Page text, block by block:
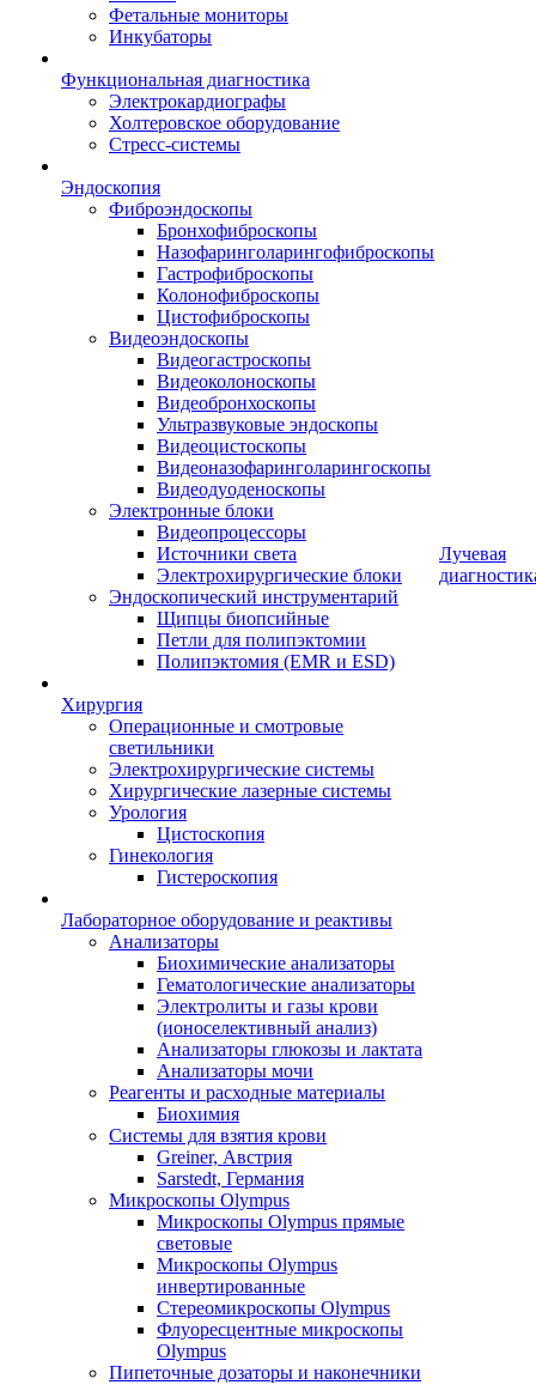
Фетальные мониторы
Инкубаторы
Функциональная диагностика
Электрокардиографы
Холтеровское оборудование
Стресс-системы
Эндоскопия
Фиброэндоскопы
Бронхофиброскопы
Назофаринголарингофиброскопы
Гастрофиброскопы
Колонофиброскопы
Цистофиброскопы
Видеоэндоскопы
Видеогастроскопы
Видеоколоноскопы
Видеобронхоскопы
Ультразвуковые эндоскопы
Видеоцистоскопы
Видеоназофаринголарингоскопы
Видеодуоденоскопы
Электронные блоки
Видеопроцессоры
Источники света
Электрохирургические блоки
Эндоскопический инструментарий
Щипцы биопсийные
Петли для полипэктомии
Полипэктомия (EMR и ESD)
Хирургия
Операционные и смотровые
светильники
Электрохирургические системы
Хирургические лазерные системы
Урология
Цистоскопия
Гинекология
Гистероскопия
Лабораторное оборудование и реактивы
Анализаторы
Биохимические анализаторы
Гематологические анализаторы
Электролиты и газы крови
(ионоселективный анализ)
Анализаторы глюкозы и лактата
Анализаторы мочи
Реагенты и расходные материалы
Биохимия
Системы для взятия крови
Greiner, Австрия
Sarstedt, Германия
Микроскопы Olympus
Микроскопы Olympus прямые
световые
Микроскопы Olympus
инвертированные
Стереомикроскопы Olympus
Флуоресцентные микроскопы
Olympus
Пипеточные дозаторы и наконечники
Лучевая